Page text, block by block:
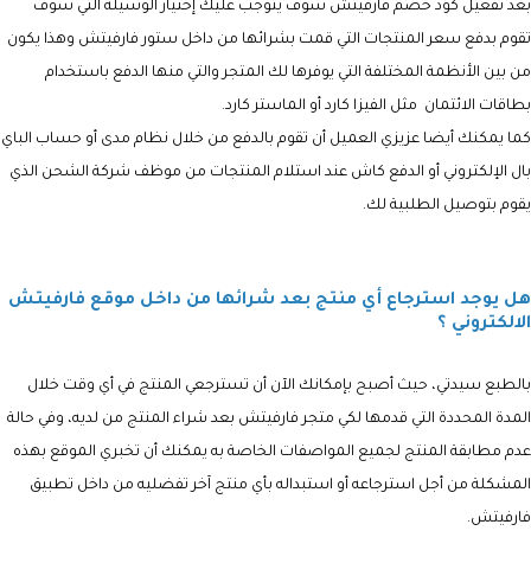
بعد تفعيل كود خصم فارفيتش سوف يتوجب عليك إختيار الوسيلة التي سوف
تقوم بدفع سعر المنتجات التي قمت بشرائها من داخل ستور فارفيتش وهذا يكون
من بين الأنظمة المختلفة التي يوفرها لك المتجر والتي منها الدفع باستخدام
بطاقات الائتمان مثل الفيزا كارد أو الماستر كارد.
كما يمكنك أيضا عزيزي العميل أن تقوم بالدفع من خلال نظام مدى أو حساب الباي
بال الإلكتروني أو الدفع كاش عند استلام المنتجات من موظف شركة الشحن الذي
يقوم بتوصيل الطلبية لك.
هل يوجد استرجاع أي منتج بعد شرائها من داخل موقع فارفيتش
الالكتروني ؟
بالطبع سيدتي، حيث أصبح بإمكانك الآن أن تسترجعي المنتج في أي وقت خلال
المدة المحددة التي قدمها لكي متجر فارفيتش بعد شراء المنتج من لديه، وفي حالة
عدم مطابقة المنتج لجميع المواصفات الخاصة به يمكنك أن تخبري الموقع بهذه
المشكلة من أجل استرجاعه أو استبداله بأي منتج آخر تفضليه من داخل تطبيق
فارفيتش.